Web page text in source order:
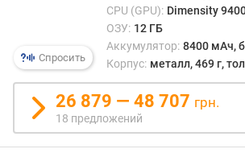
р
о
е
н
н
а
Спросить
CPU (GPU): Dimensity
ОЗУ: 12 ГБ
Аккумулятор: 8400 мАч,
Корпус: металл, 469 г,
26 879 — 48 707 грн.
18 предложений